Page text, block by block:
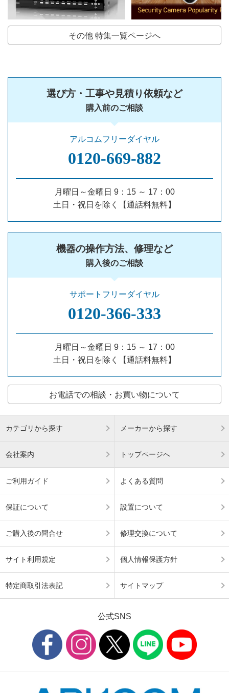
その他 特集一覧ページへ
選び方・工事や見積り依頼など
購入前のご相談
アルコムフリーダイヤル
0120‐669‐882
月曜日～金曜日 9：15 ～ 17：00
土日・祝日を除く【通話料無料】
機器の操作方法、修理など
購入後のご相談
サポートフリーダイヤル
0120‐366‐333
月曜日～金曜日 9：15 ～ 17：00
土日・祝日を除く【通話料無料】
お電話での相談・お買い物について
カテゴリから探す メーカーから探す
会社案内 トップページへ
ご利用ガイド よくある質問
保証について 設置について
ご購入後の問合せ 修理交換について
サイト利用規定 個人情報保護方針
特定商取引法表記 サイトマップ
公式SNS